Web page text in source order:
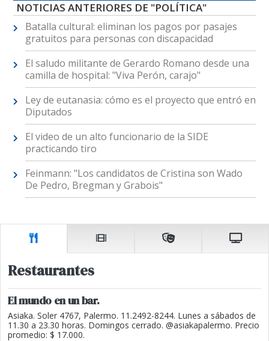
NOTICIAS ANTERIORES DE "POLÍTICA"
Batalla cultural: eliminan los pagos por pasajes
gratuitos para personas con discapacidad
El saludo militante de Gerardo Romano desde una
camilla de hospital: "Viva Perón, carajo"
Ley de eutanasia: cómo es el proyecto que entró en
Diputados
El video de un alto funcionario de la SIDE
practicando tiro
Feinmann: "Los candidatos de Cristina son Wado
De Pedro, Bregman y Grabois"
Restaurantes
El mundo en un bar.
Asiaka. Soler 4767, Palermo. 11.2492-8244. Lunes a sábados de
11.30 a 23.30 horas. Domingos cerrado. @asiakapalermo. Precio
promedio: $ 17.000.